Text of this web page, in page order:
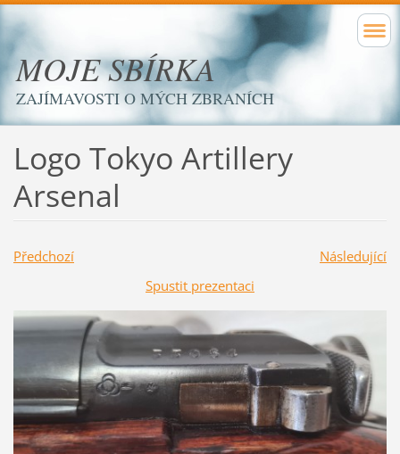
MOJE SBÍRKA
ZAJÍMAVOSTI O MÝCH ZBRANÍCH
Logo Tokyo Artillery
Arsenal
Předchozí
Následující
Spustit prezentaci